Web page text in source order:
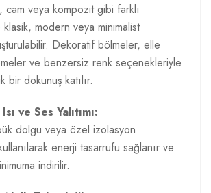
cam veya kompozit gibi farklı
modern veya minimalist
Dekoratif bölmeler, elle
ve benzersiz renk seçenekleriyle
bir dokunuş katılır.
ve Ses Yalıtımı:
dolgu veya özel izolasyon
enerji tasarrufu sağlanır ve
indirilir.